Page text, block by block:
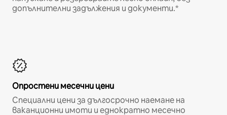
допълнителни задължения и документи.*
Опростени месечни цени
Специални цени за дългосрочно наемане на
ваканционни имоти и еднократно месечно